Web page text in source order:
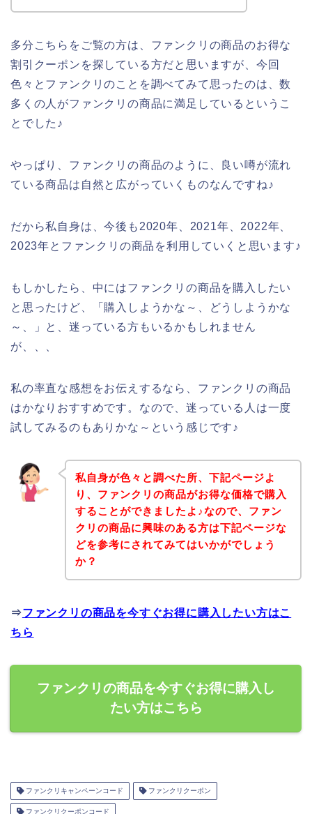
多分こちらをご覧の方は、ファンクリの商品のお得な
割引クーポンを探している方だと思いますが、今回
色々とファンクリのことを調べてみて思ったのは、数
多くの人がファンクリの商品に満足しているというこ
とでした♪
やっぱり、ファンクリの商品のように、良い噂が流れ
ている商品は自然と広がっていくものなんですね♪
だから私自身は、今後も2020年、2021年、2022年、
2023年とファンクリの商品を利用していくと思います♪
もしかしたら、中にはファンクリの商品を購入したい
と思ったけど、「購入しようかな～、どうしようかな
～、」と、迷っている方もいるかもしれません
が、、、
私の率直な感想をお伝えするなら、ファンクリの商品
はかなりおすすめです。なので、迷っている人は一度
試してみるのもありかな～という感じです♪
私自身が色々と調べた所、下記ページよ
り、ファンクリの商品がお得な価格で購入
することができましたよ♪なので、ファン
クリの商品に興味のある方は下記ページな
どを参考にされてみてはいかがでしょう
か？
⇒ファンクリの商品を今すぐお得に購入したい方はこ
ちら
ファンクリの商品を今すぐお得に購入し
たい方はこちら
ファンクリキャンペーンコード ファンクリクーポン
ファンクリクーポンコード